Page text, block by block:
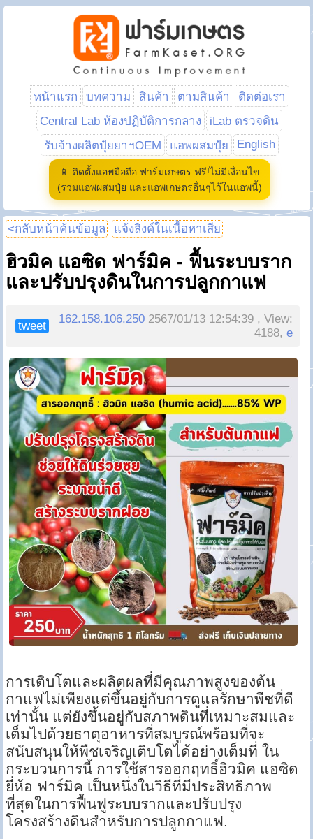
หน้าแรก บทความ สินค้า ตามสินค้า
ติดต่อเรา
Central Lab ห้องปฏิบัติการกลาง
iLab ตรวจดิน
รับจ้างผลิตปุ๋ยยาฯOEM
แอพผสมปุ๋ย English
📱 ติดตั้งแอพมือถือ ฟาร์มเกษตร ฟรี!ไม่มีเงื่อนไข
(รวมแอพผสมปุ๋ย และแอพเกษตรอื่นๆไว้ในแอพนี้)
<กลับหน้าค้นข้อมูล แจ้งลิงค์ในเนื้อหาเสีย
ฮิวมิค แอซิด ฟาร์มิค - ฟื้นระบบราก
และปรับปรุงดินในการปลูกกาแฟ
tweet
162.158.106.250 2567/01/13 12:54:39 , View:
4188,e
การเติบโตและผลิตผลที่มีคุณภาพสูงของต้น
กาแฟไม่เพียงแต่ขึ้นอยู่กับการดูแลรักษาพืชที่ดี
เท่านั้น แต่ยังขึ้นอยู่กับสภาพดินที่เหมาะสมและ
เต็มไปด้วยธาตุอาหารที่สมบูรณ์พร้อมที่จะ
สนับสนุนให้พืชเจริญเติบโตได้อย่างเต็มที่ ใน
กระบวนการนี้ การใช้สารออกฤทธิ์ฮิวมิค แอซิด
ยี่ห้อ ฟาร์มิค เป็นหนึ่งในวิธีที่มีประสิทธิภาพ
ที่สุดในการฟื้นฟูระบบรากและปรับปรุง
โครงสร้างดินสำหรับการปลูกกาแฟ.